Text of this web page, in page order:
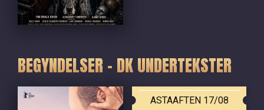
BEGYNDELSER - DK UNDERTEKSTER
ASTAAFTEN 17/08